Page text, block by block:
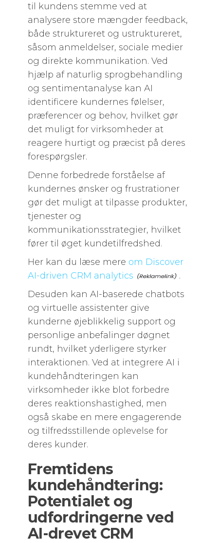
til kundens stemme ved at
analysere store mængder feedback,
både struktureret og ustruktureret,
såsom anmeldelser, sociale medier
og direkte kommunikation. Ved
hjælp af naturlig sprogbehandling
og sentimentanalyse kan AI
identificere kundernes følelser,
præferencer og behov, hvilket gør
det muligt for virksomheder at
reagere hurtigt og præcist på deres
forespørgsler.
Denne forbedrede forståelse af
kundernes ønsker og frustrationer
gør det muligt at tilpasse produkter,
tjenester og
kommunikationsstrategier, hvilket
fører til øget kundetilfredshed.
Her kan du læse mere om Discover
AI-driven CRM analytics
.
Desuden kan AI-baserede chatbots
og virtuelle assistenter give
kunderne øjeblikkelig support og
personlige anbefalinger døgnet
rundt, hvilket yderligere styrker
interaktionen. Ved at integrere AI i
kundehåndteringen kan
virksomheder ikke blot forbedre
deres reaktionshastighed, men
også skabe en mere engagerende
og tilfredsstillende oplevelse for
deres kunder.
Fremtidens
kundehåndtering:
Potentialet og
udfordringerne ved
AI-drevet CRM